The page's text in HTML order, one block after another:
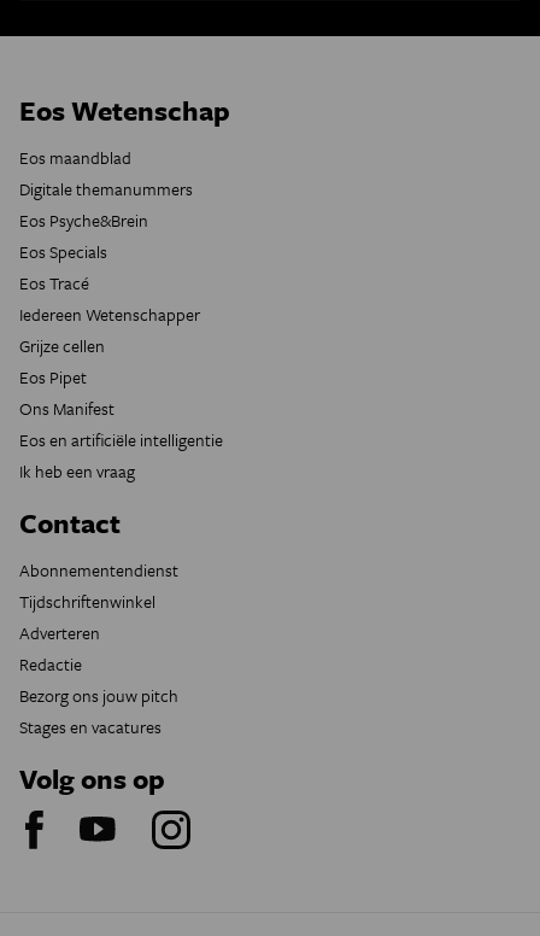
Eos Wetenschap
Eos maandblad
Digitale themanummers
Eos Psyche&Brein
Eos Specials
Eos Tracé
Iedereen Wetenschapper
Grijze cellen
Eos Pipet
Ons Manifest
Eos en artificiële intelligentie
Ik heb een vraag
Contact
Abonnementendienst
Tijdschriftenwinkel
Adverteren
Redactie
Bezorg ons jouw pitch
Stages en vacatures
Volg ons op